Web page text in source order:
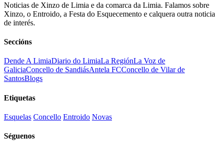
Noticias de Xinzo de Limia e da comarca da Limia. Falamos sobre
Xinzo, o Entroido, a Festa do Esquecemento e calquera outra noticia
de interés.
Seccións
Dende A LimiaDiario do LimiaLa RegiónLa Voz de
GaliciaConcello de SandiásAntela FCConcello de Vilar de
SantosBlogs
Etiquetas
Esquelas Concello Entroido Novas
Séguenos